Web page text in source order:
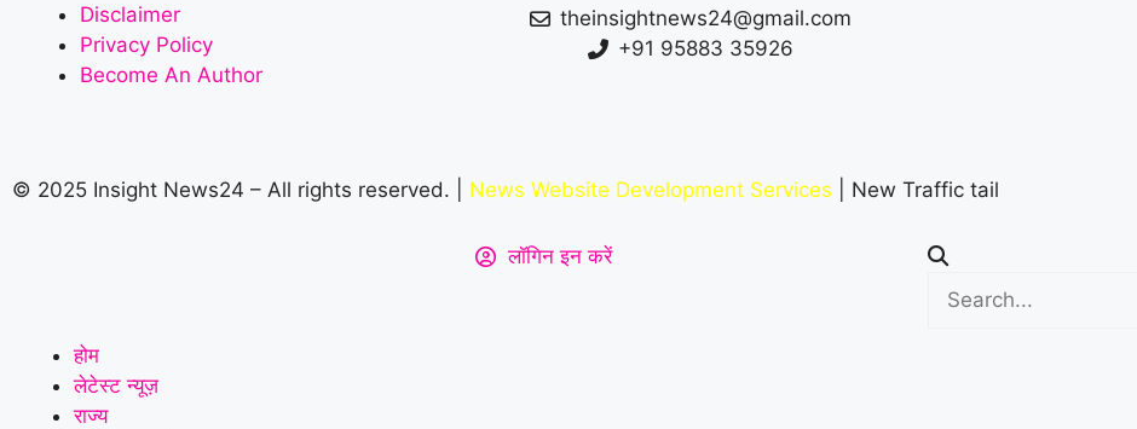
Disclaimer
Privacy Policy
Become An Author
theinsightnews24@gmail.com
+91 95883 35926
© 2025 Insight News24 – All rights reserved. | News Website Development Services | New Traffic tail
लॉगिन इन करें
होम
लेटेस्ट न्यूज़
राज्य